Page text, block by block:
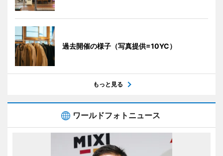
過去開催の様子（写真提供=10YC）
もっと見る
ワールドフォトニュース